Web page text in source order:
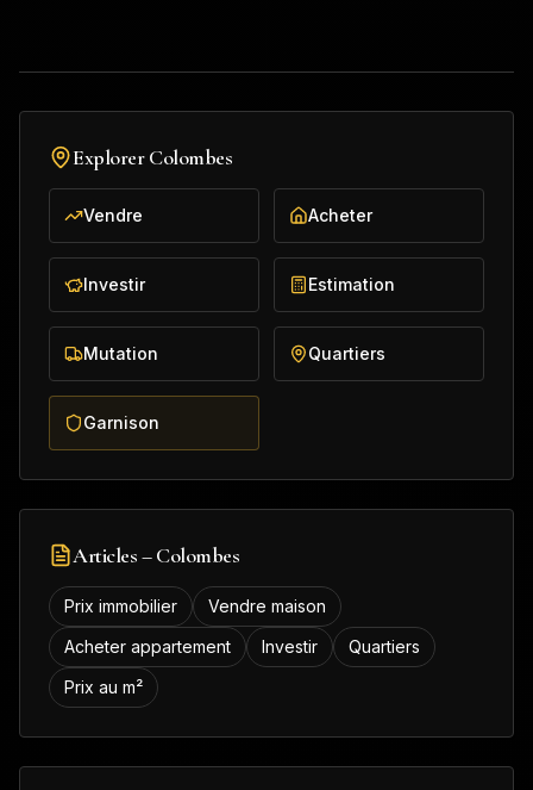
ExplorerColombes
Vendre Acheter
Investir Estimation
Mutation Quartiers
Garnison
Articles –Colombes
Prix immobilier
Vendre maison
Acheter appartement
Investir
Quartiers
Prix au m²